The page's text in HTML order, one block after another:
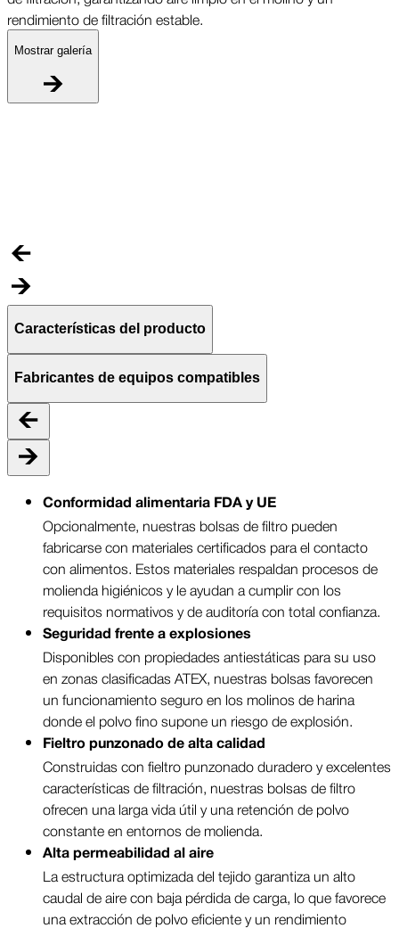
rendimiento de filtración estable.
Mostrar galería
Características del producto
Fabricantes de equipos compatibles
Conformidad alimentaria FDA y UE
Opcionalmente, nuestras bolsas de filtro pueden
fabricarse con materiales certificados para el contacto
con alimentos. Estos materiales respaldan procesos de
molienda higiénicos y le ayudan a cumplir con los
requisitos normativos y de auditoría con total confianza.
Seguridad frente a explosiones
Disponibles con propiedades antiestáticas para su uso
en zonas clasificadas ATEX, nuestras bolsas favorecen
un funcionamiento seguro en los molinos de harina
donde el polvo fino supone un riesgo de explosión.
Fieltro punzonado de alta calidad
Construidas con fieltro punzonado duradero y excelentes
características de filtración, nuestras bolsas de filtro
ofrecen una larga vida útil y una retención de polvo
constante en entornos de molienda.
Alta permeabilidad al aire
La estructura optimizada del tejido garantiza un alto
caudal de aire con baja pérdida de carga, lo que favorece
una extracción de polvo eficiente y un rendimiento